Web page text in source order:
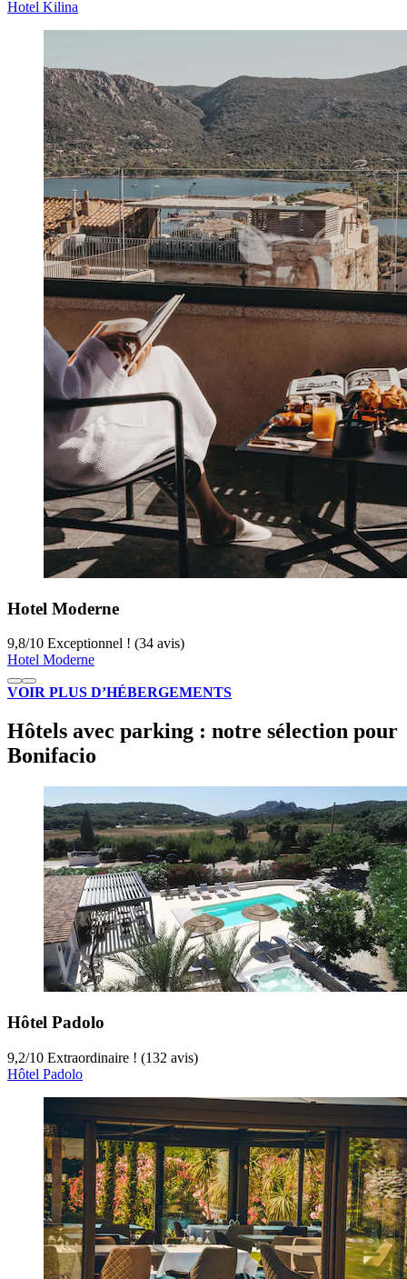
Hotel Kilina
Hotel Moderne
9,8/10 Exceptionnel ! (34 avis)
Hotel Moderne
VOIR PLUS D’HÉBERGEMENTS
Hôtels avec parking : notre sélection pour
Bonifacio
Hôtel Padolo
9,2/10 Extraordinaire ! (132 avis)
Hôtel Padolo